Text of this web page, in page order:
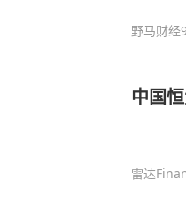
野马财经
中国
雷达